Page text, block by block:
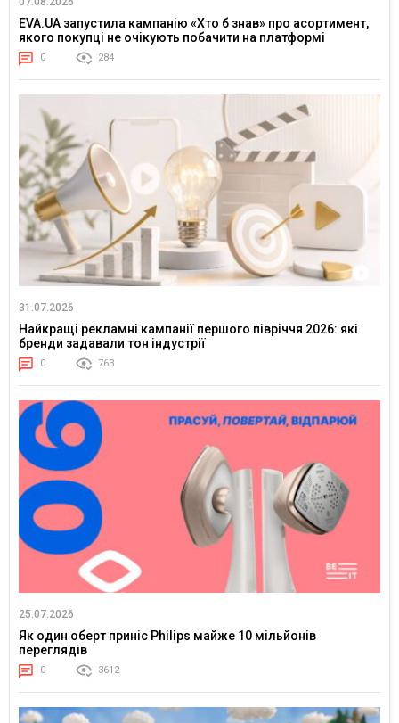
EVA.UA запустила кампанію «Хто б знав» про асортимент,
якого покупці не очікують побачити на платформі
0 284
31.07.2026
Найкращі рекламні кампанії першого півріччя 2026: які
бренди задавали тон індустрії
0 763
25.07.2026
Як один оберт приніс Philips майже 10 мільйонів
переглядів
0 3612